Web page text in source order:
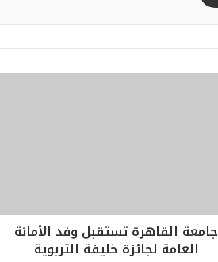
جامعة القاهرة تستقبل وفد الأمانة
العامة لجائزة خليفة التربوية